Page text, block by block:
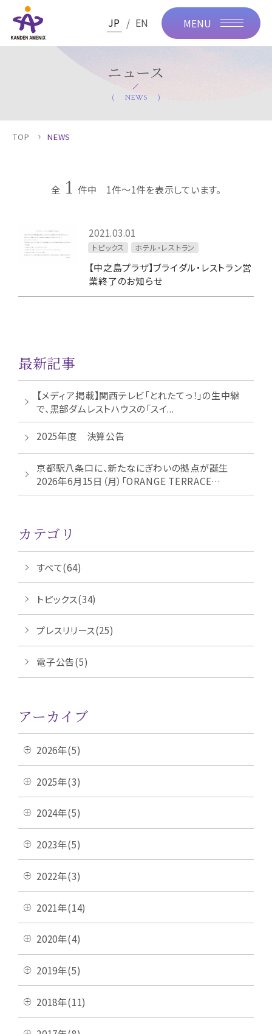
JP EN MENU
ニュース
NEWS
TOP NEWS
全 1 件中 1件～1件を表示しています。
2021.03.01
トピックス ホテル・レストラン
【中之島プラザ】ブライダル・レストラン営
業終了のお知らせ
最新記事
【メディア掲載】関西テレビ「とれたてっ！」の生中継
で、黒部ダムレストハウスの「スイ...
2025年度 決算公告
京都駅八条口に、新たなにぎわいの拠点が誕生
2026年6月15日（月）「ORANGE TERRACE
KYOT...
カテゴリ
すべて(64)
トピックス(34)
プレスリリース(25)
電子公告(5)
アーカイブ
2026年(5)
2025年(3)
2024年(5)
2023年(5)
2022年(3)
2021年(14)
2020年(4)
2019年(5)
2018年(11)